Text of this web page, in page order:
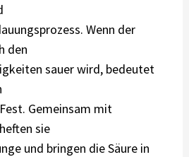
Wenn der
den
sauer wird, bedeutet
Gemeinsam mit
sie
und bringen die Säure in